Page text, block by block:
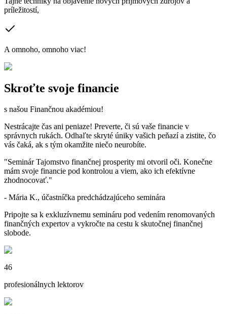
príležitostí,
A omnoho, omnoho viac!
Skroťte svoje financie
s našou Finančnou akadémiou!
Nestrácajte čas ani peniaze! Preverte, či sú vaše financie v
správnych rukách. Odhaľte skryté úniky vašich peňazí a zistite, čo
vás čaká, ak s tým okamžite niečo neurobíte.
"Seminár Tajomstvo finančnej prosperity mi otvoril oči. Konečne
mám svoje financie pod kontrolou a viem, ako ich efektívne
zhodnocovať."
- Mária K., účastníčka predchádzajúceho seminára
Pripojte sa k exkluzívnemu semináru pod vedením renomovaných
finančných expertov a vykročte na cestu k skutočnej finančnej
slobode.
46
profesionálnych lektorov